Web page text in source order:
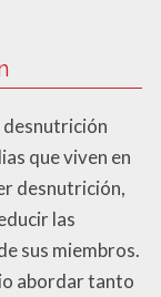
desnutrición
que viven en
desnutrición,
las
sus miembros.
abordar tanto